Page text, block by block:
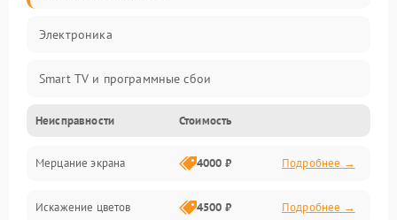
Электроника
Smart TV и программные сбои
Питание и запуск
Подсветка и LED-модули
Звук и аудиосистема
Неисправности Стоимость
Мерцание экрана 4000 ₽ Подробнее →
Искажение цветов 4500 ₽ Подробнее →